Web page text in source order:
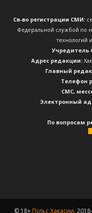
Св-во регистрации СМИ:
Федеральной службой по
технологий
Учредитель
Адрес редакции:
Главный
Телефон
CМС,
Электронный
По вопросам
© 18+ Пульс Хакасии.